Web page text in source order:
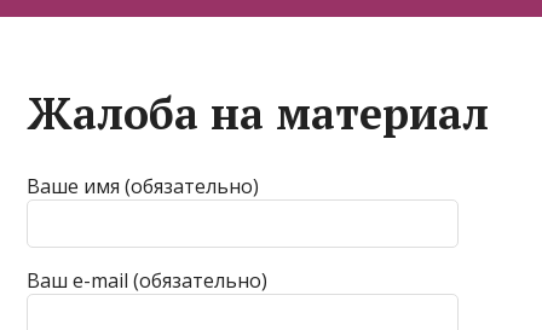
Жалоба на материал
Ваше имя (обязательно)
Ваш e-mail (обязательно)